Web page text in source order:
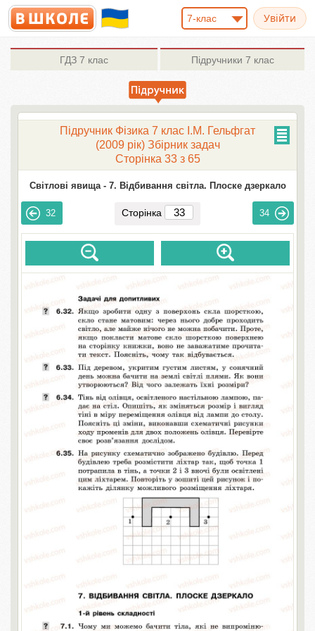
7-клас
ГДЗ 7 клас Підручники 7 клас
Підручник Фізика 7 клас І.М. Гельфгат
(2009 рік) Збірник задач
Сторінка 33 з 65
Світлові явища - 7. Відбивання світла. Плоске дзеркало
32 Сторінка 34